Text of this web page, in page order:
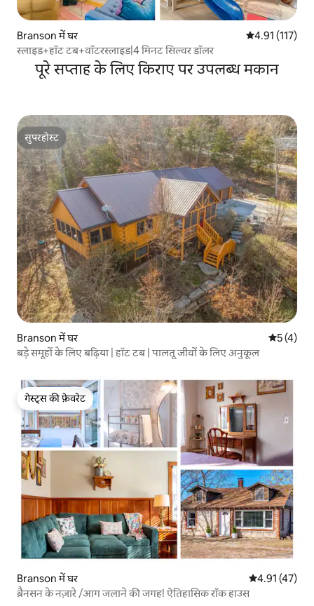
Branson में घर औसत रेटिंग 5 में से
4.91 (117)
स्लाइड+हॉट टब+वॉटरस्लाइड|4 मिनट सिल्वर डॉलर
पूरे सप्ताह के लिए किराए पर उपलब्ध मकान
सुपरहोस्ट
सुपरहोस्ट
Branson में घर औसत रेटिंग
5 (4)
बड़े समूहों के लिए बढ़िया | हॉट टब | पालतू जीवों के लिए अनुकूल
गेस्ट्स की फ़ेवरेट
गेस्ट्स की फ़ेवरेट
Branson में घर औसत रेटिंग 5 में
4.91 (47)
ब्रैनसन के नज़ारे /आग जलाने की जगह! ऐतिहासिक रॉक हाउस